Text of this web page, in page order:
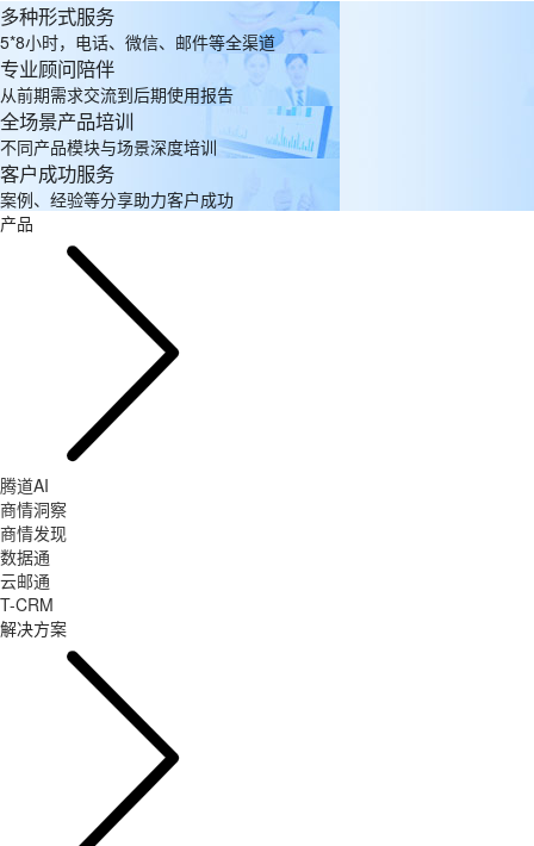
多种形式服务
5*8小时，电话、微信、邮件等全渠道
专业顾问陪伴
从前期需求交流到后期使用报告
全场景产品培训
不同产品模块与场景深度培训
客户成功服务
案例、经验等分享助力客户成功
产品
腾道AI
商情洞察
商情发现
数据通
云邮通
T-CRM
解决方案